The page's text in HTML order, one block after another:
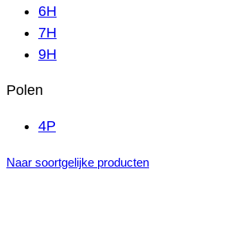
6H
7H
9H
Polen
4P
Naar soortgelijke producten